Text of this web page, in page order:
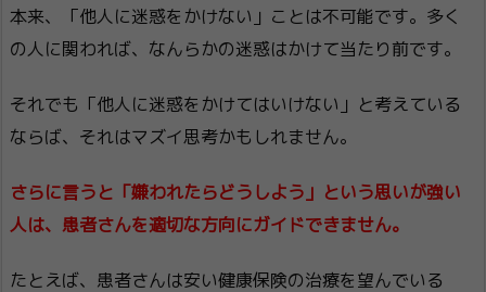
本来、「他人に迷惑をかけない」ことは不可能です。多く
の人に関われば、なんらかの迷惑はかけて当たり前です。
それでも「他人に迷惑をかけてはいけない」と考えている
ならば、それはマズイ思考かもしれません。
さらに言うと「嫌われたらどうしよう」という思いが強い
人は、患者さんを適切な方向にガイドできません。
たとえば、患者さんは安い健康保険の治療を望んでいる